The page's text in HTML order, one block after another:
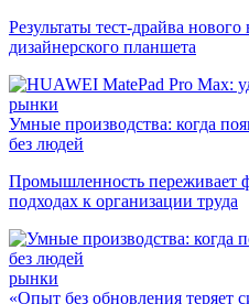
Результаты тест-драйва
дизайнерского планшета
рынки
Умные производства: когда
без людей
Промышленность переживает
подходах к организации труда
рынки
«Опыт без обновления теряет